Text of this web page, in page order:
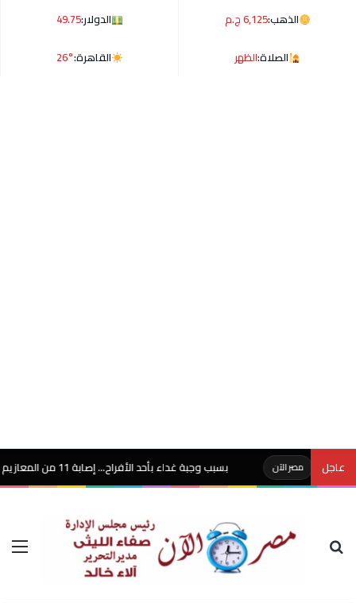
الذهب:6,125 ج.م الدولار:49.75
الصلاة:الظهر القاهرة:26°
عاجل
مصر الآن بسبب وجبة غداء بأحد الأفراح… إصابة 11 من المعازيم بنزلة معوية حادة بكفر البطيخ في دمياط..
بحث عن